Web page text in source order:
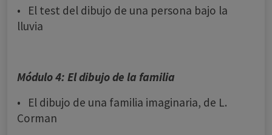
• El test del dibujo de una persona bajo la
lluvia
Módulo 4: El dibujo de la familia
• El dibujo de una familia imaginaria, de L.
Corman